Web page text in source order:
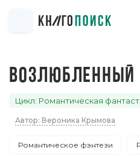
ВОЗЛЮБЛЕННЫЙ
Цикл: Романтическая
Автор: Вероника Крымова
Романтическое фэнтези